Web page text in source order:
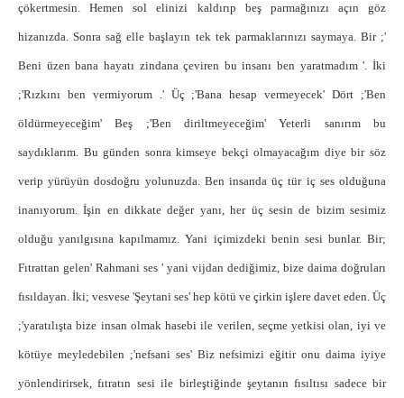
çökertmesin. Hemen sol elinizi kaldırıp beş parmağınızı açın göz
hizanızda. Sonra sağ elle başlayın tek tek parmaklarınızı saymaya. Bir ;'
Beni üzen bana hayatı zindana çeviren bu insanı ben yaratmadım '. İki
;'Rızkını ben vermiyorum .' Üç ;'Bana hesap vermeyecek' Dört ;'Ben
öldürmeyeceğim' Beş ;'Ben diriltmeyeceğim' Yeterli sanırım bu
saydıklarım. Bu günden sonra kimseye bekçi olmayacağım diye bir söz
verip yürüyün dosdoğru yolunuzda. Ben insanda üç tür iç ses olduğuna
inanıyorum. İşin en dikkate değer yanı, her üç sesin de bizim sesimiz
olduğu yanılgısına kapılmamız. Yani içimizdeki benin sesi bunlar. Bir;
Fıtrattan gelen' Rahmani ses ' yani vijdan dediğimiz, bize daima doğruları
fısıldayan. İki; vesvese 'Şeytani ses' hep kötü ve çirkin işlere davet eden. Üç
;'yaratılışta bize insan olmak hasebi ile verilen, seçme yetkisi olan, iyi ve
kötüye meyledebilen ;'nefsani ses' Biz nefsimizi eğitir onu daima iyiye
yönlendirirsek, fıtratın sesi ile birleştiğinde şeytanın fısıltısı sadece bir